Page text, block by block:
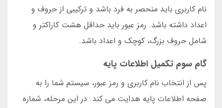
نام کاربری باید منحصر به فرد باشد و ترکیبی از حروف و
اعداد داشته باشد. رمز عبور باید حداقل هشت کاراکتر و
شامل حروف بزرگ، کوچک و اعداد باشد.
گام سوم تکمیل اطلاعات پایه
پس از انتخاب نام کاربری و رمز عبور، سیستم شما را به
صفحه اطلاعات پایه هدایت می کند. در این مرحله، شماره